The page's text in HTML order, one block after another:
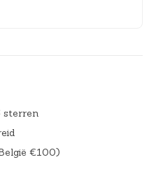
sterren
€100)